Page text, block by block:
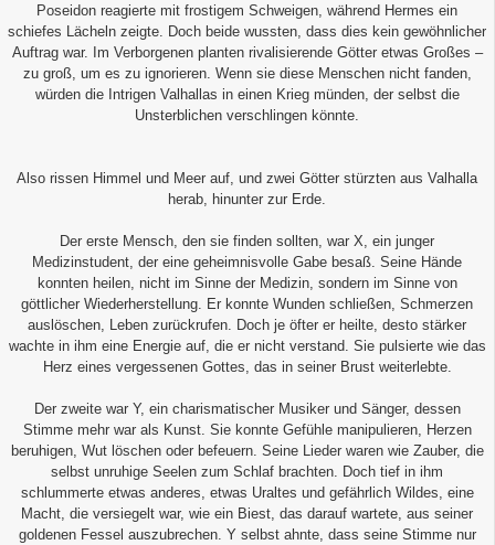
Poseidon reagierte mit frostigem Schweigen, während Hermes ein
schiefes Lächeln zeigte. Doch beide wussten, dass dies kein gewöhnlicher
Auftrag war. Im Verborgenen planten rivalisierende Götter etwas Großes –
zu groß, um es zu ignorieren. Wenn sie diese Menschen nicht fanden,
würden die Intrigen Valhallas in einen Krieg münden, der selbst die
Unsterblichen verschlingen könnte.
Also rissen Himmel und Meer auf, und zwei Götter stürzten aus Valhalla
herab, hinunter zur Erde.
Der erste Mensch, den sie finden sollten, war X, ein junger
Medizinstudent, der eine geheimnisvolle Gabe besaß. Seine Hände
konnten heilen, nicht im Sinne der Medizin, sondern im Sinne von
göttlicher Wiederherstellung. Er konnte Wunden schließen, Schmerzen
auslöschen, Leben zurückrufen. Doch je öfter er heilte, desto stärker
wachte in ihm eine Energie auf, die er nicht verstand. Sie pulsierte wie das
Herz eines vergessenen Gottes, das in seiner Brust weiterlebte.
Der zweite war Y, ein charismatischer Musiker und Sänger, dessen
Stimme mehr war als Kunst. Sie konnte Gefühle manipulieren, Herzen
beruhigen, Wut löschen oder befeuern. Seine Lieder waren wie Zauber, die
selbst unruhige Seelen zum Schlaf brachten. Doch tief in ihm
schlummerte etwas anderes, etwas Uraltes und gefährlich Wildes, eine
Macht, die versiegelt war, wie ein Biest, das darauf wartete, aus seiner
goldenen Fessel auszubrechen. Y selbst ahnte, dass seine Stimme nur